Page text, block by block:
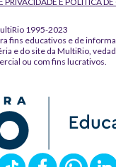
1995-2023
fins educativos e de
e do site da MultiRio,
ou com fins lucrativos.